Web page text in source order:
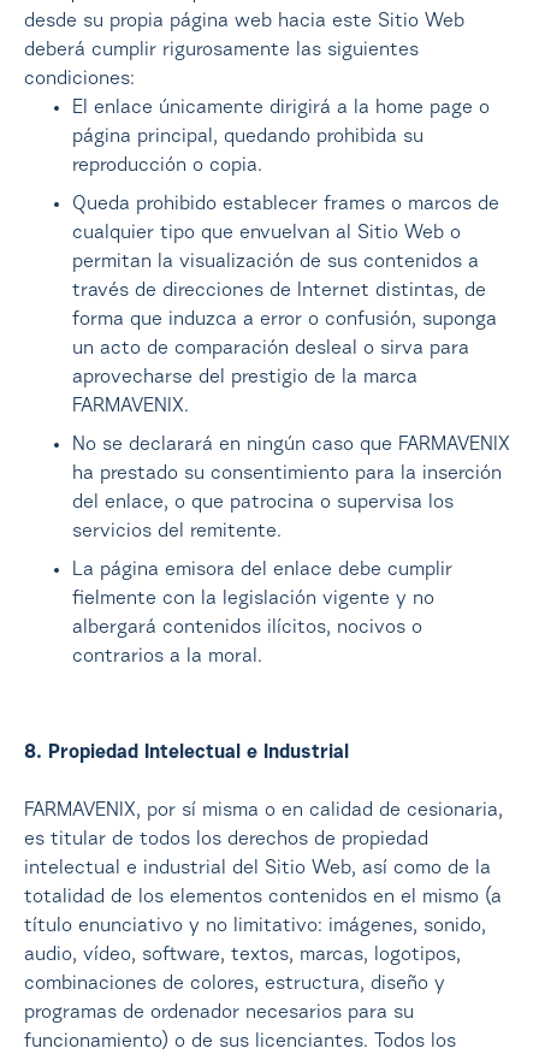
desde su propia página web hacia este Sitio Web
deberá cumplir rigurosamente las siguientes
condiciones:
El enlace únicamente dirigirá a la home page o
página principal, quedando prohibida su
reproducción o copia.
Queda prohibido establecer frames o marcos de
cualquier tipo que envuelvan al Sitio Web o
permitan la visualización de sus contenidos a
través de direcciones de Internet distintas, de
forma que induzca a error o confusión, suponga
un acto de comparación desleal o sirva para
aprovecharse del prestigio de la marca
FARMAVENIX.
No se declarará en ningún caso que FARMAVENIX
ha prestado su consentimiento para la inserción
del enlace, o que patrocina o supervisa los
servicios del remitente.
La página emisora del enlace debe cumplir
fielmente con la legislación vigente y no
albergará contenidos ilícitos, nocivos o
contrarios a la moral.
8. Propiedad Intelectual e Industrial
FARMAVENIX, por sí misma o en calidad de cesionaria,
es titular de todos los derechos de propiedad
intelectual e industrial del Sitio Web, así como de la
totalidad de los elementos contenidos en el mismo (a
título enunciativo y no limitativo: imágenes, sonido,
audio, vídeo, software, textos, marcas, logotipos,
combinaciones de colores, estructura, diseño y
programas de ordenador necesarios para su
funcionamiento) o de sus licenciantes. Todos los